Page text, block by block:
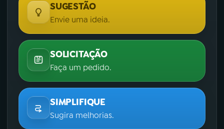
SUGESTÃO
Envie uma ideia.
SOLICITAÇÃO
Faça um pedido.
SIMPLIFIQUE
Sugira melhorias.